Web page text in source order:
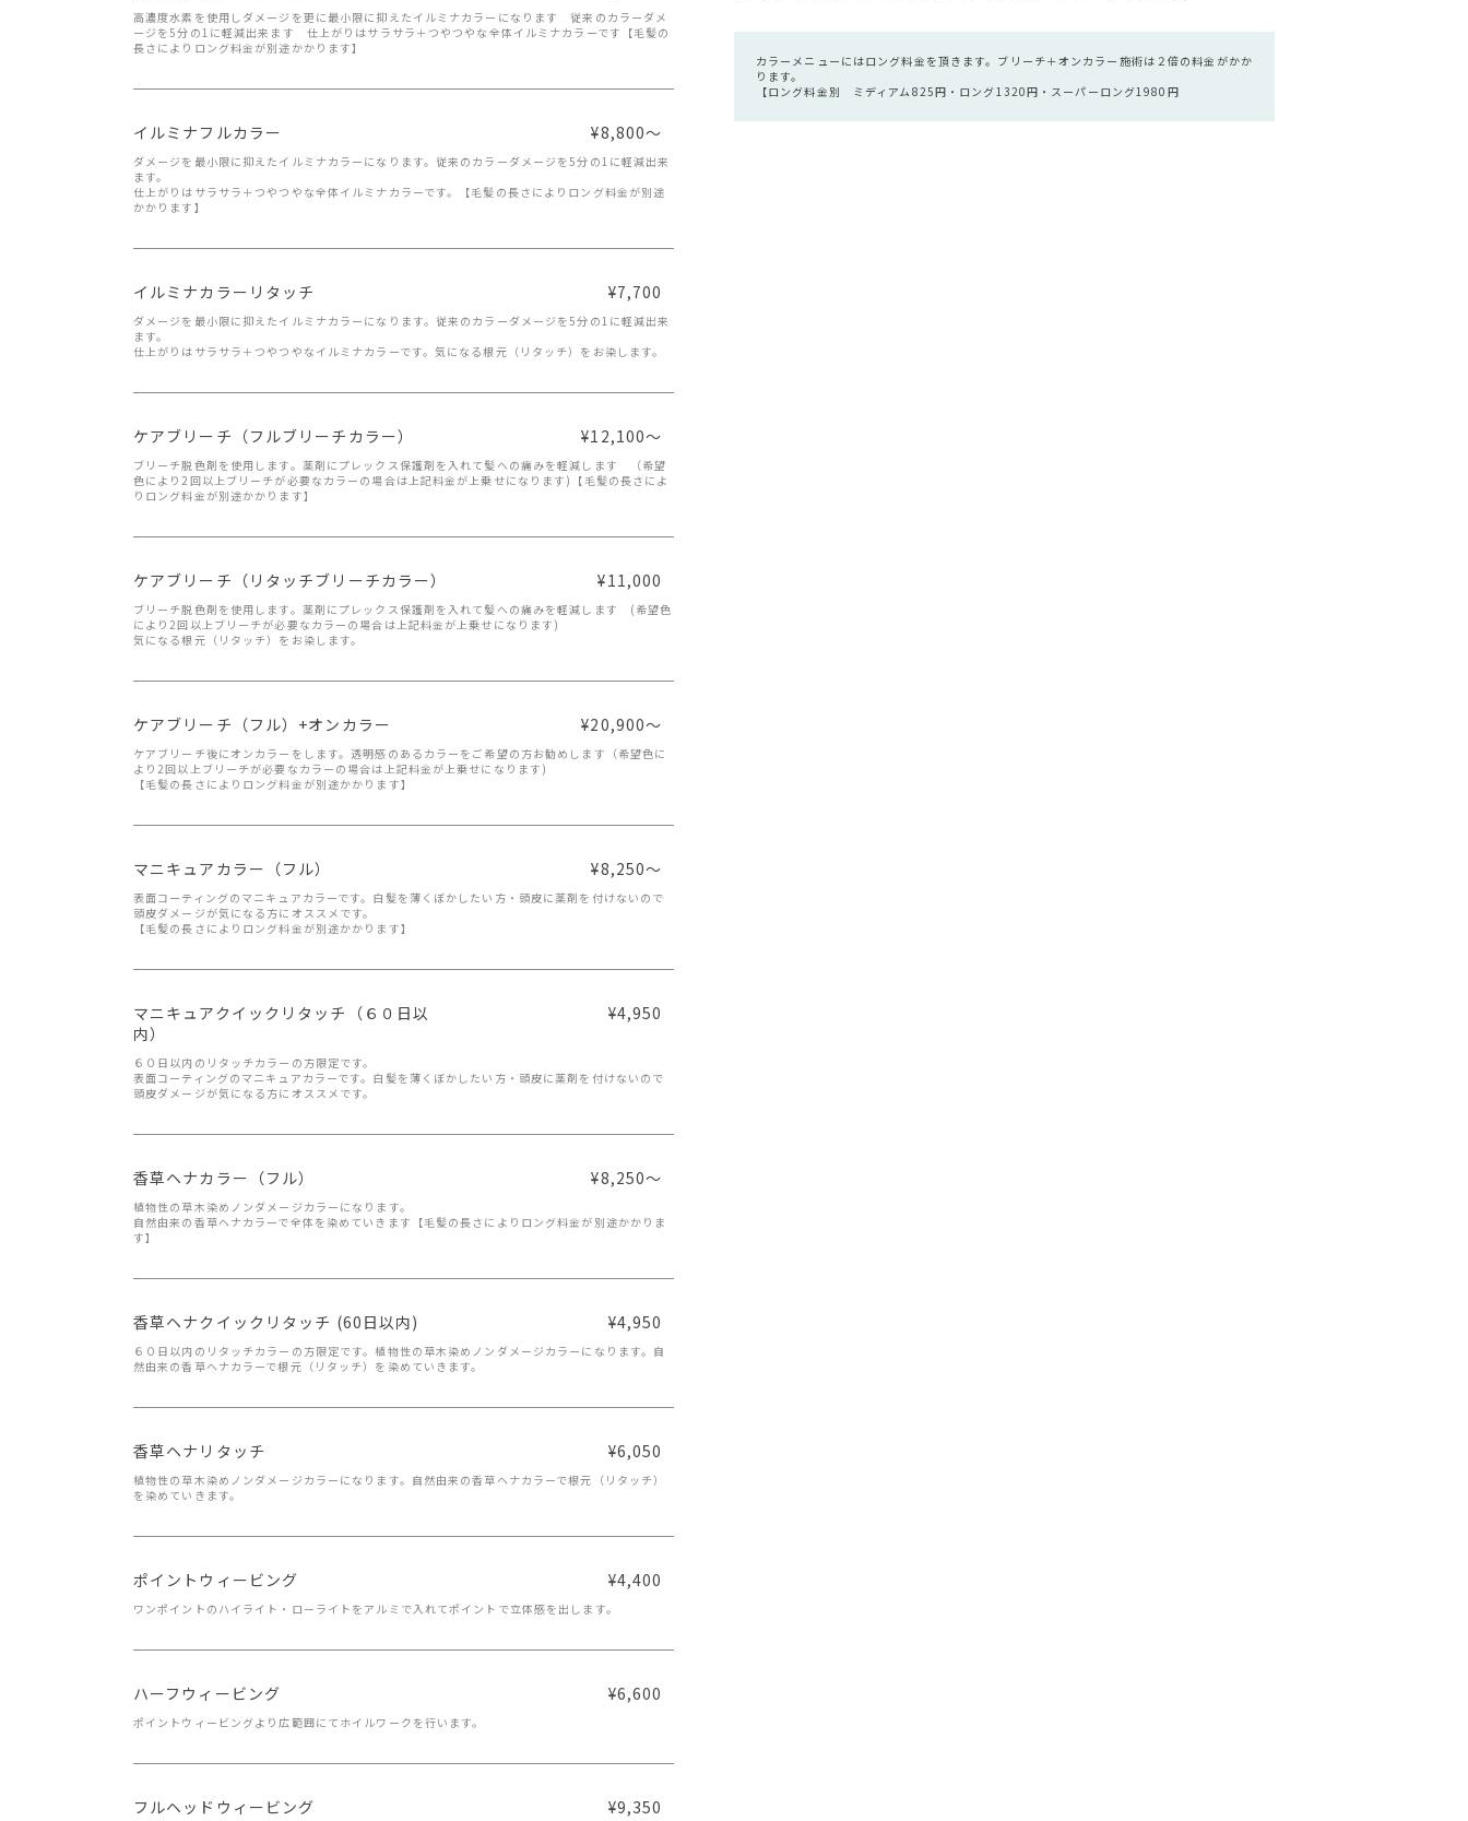
高濃度水素を使用しダメージを更に最小限に抑えたイルミナカラーになります 従来のカラーダメ
ージを5分の1に軽減出来ます 仕上がりはサラサラ＋つやつやな全体イルミナカラーです【毛髪の
長さによりロング料金が別途かかります】
イルミナフルカラー ¥8,800～
ダメージを最小限に抑えたイルミナカラーになります。従来のカラーダメージを5分の1に軽減出来
ます。
仕上がりはサラサラ＋つやつやな全体イルミナカラーです。【毛髪の長さによりロング料金が別途
かかります】
イルミナカラーリタッチ ¥7,700
ダメージを最小限に抑えたイルミナカラーになります。従来のカラーダメージを5分の1に軽減出来
ます。
仕上がりはサラサラ＋つやつやなイルミナカラーです。気になる根元（リタッチ）をお染します。
ケアブリーチ（フルブリーチカラー） ¥12,100～
ブリーチ脱色剤を使用します。薬剤にプレックス保護剤を入れて髪への痛みを軽減します （希望
色により2回以上ブリーチが必要なカラーの場合は上記料金が上乗せになります)【毛髪の長さによ
りロング料金が別途かかります】
ケアブリーチ（リタッチブリーチカラー） ¥11,000
ブリーチ脱色剤を使用します。薬剤にプレックス保護剤を入れて髪への痛みを軽減します (希望色
により2回以上ブリーチが必要なカラーの場合は上記料金が上乗せになります)
気になる根元（リタッチ）をお染します。
ケアブリーチ（フル）+オンカラー ¥20,900～
ケアブリーチ後にオンカラーをします。透明感のあるカラーをご希望の方お勧めします（希望色に
より2回以上ブリーチが必要なカラーの場合は上記料金が上乗せになります)
【毛髪の長さによりロング料金が別途かかります】
マニキュアカラー（フル） ¥8,250～
表面コーティングのマニキュアカラーです。白髪を薄くぼかしたい方・頭皮に薬剤を付けないので
頭皮ダメージが気になる方にオススメです。
【毛髪の長さによりロング料金が別途かかります】
マニキュアクイックリタッチ（６０日以
内）
¥4,950
６０日以内のリタッチカラーの方限定です。
表面コーティングのマニキュアカラーです。白髪を薄くぼかしたい方・頭皮に薬剤を付けないので
頭皮ダメージが気になる方にオススメです。
香草ヘナカラー（フル） ¥8,250～
植物性の草木染めノンダメージカラーになります。
自然由来の香草ヘナカラーで全体を染めていきます【毛髪の長さによりロング料金が別途かかりま
す】
香草ヘナクイックリタッチ (60日以内) ¥4,950
６０日以内のリタッチカラーの方限定です。植物性の草木染めノンダメージカラーになります。自
然由来の香草ヘナカラーで根元（リタッチ）を染めていきます。
香草ヘナリタッチ ¥6,050
植物性の草木染めノンダメージカラーになります。自然由来の香草ヘナカラーで根元（リタッチ）
を染めていきます。
ポイントウィービング ¥4,400
ワンポイントのハイライト・ローライトをアルミで入れてポイントで立体感を出します。
ハーフウィービング ¥6,600
ポイントウィービングより広範囲にてホイルワークを行います。
フルヘッドウィービング ¥9,350
カラーメニューにはロング料金を頂きます。ブリーチ＋オンカラー施術は２倍の料金がかか
ります。
【ロング料金別 ミディアム825円・ロング1320円・スーパーロング1980円